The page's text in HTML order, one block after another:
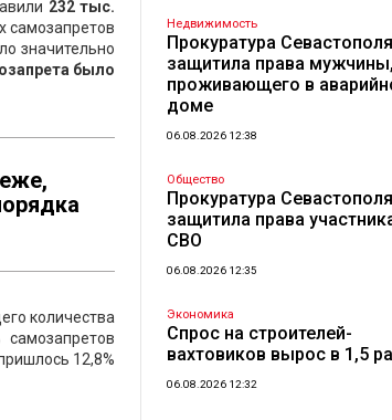
232 тыс.
самозапретов
значительно
было
количества
12,8%
Недвижимость
Прокуратура Севастополя
защитила права мужчины,
проживающего в
доме
06.08.2026 12:38
Общество
Прокуратура Севастополя
защитила права
СВО
06.08.2026 12:35
Экономика
Спрос на строителей-
вахтовиков вырос в 1,5
06.08.2026 12:32